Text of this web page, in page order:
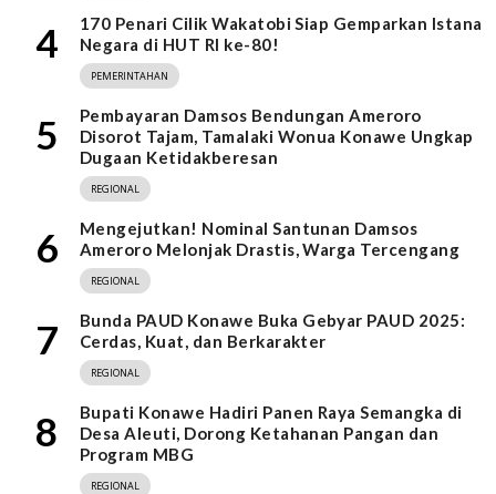
4
170 Penari Cilik Wakatobi Siap Gemparkan Istana
Negara di HUT RI ke-80!
PEMERINTAHAN
5
Pembayaran Damsos Bendungan Ameroro
Disorot Tajam, Tamalaki Wonua Konawe Ungkap
Dugaan Ketidakberesan
REGIONAL
6
Mengejutkan! Nominal Santunan Damsos
Ameroro Melonjak Drastis, Warga Tercengang
REGIONAL
7
Bunda PAUD Konawe Buka Gebyar PAUD 2025:
Cerdas, Kuat, dan Berkarakter
REGIONAL
8
Bupati Konawe Hadiri Panen Raya Semangka di
Desa Aleuti, Dorong Ketahanan Pangan dan
Program MBG
REGIONAL